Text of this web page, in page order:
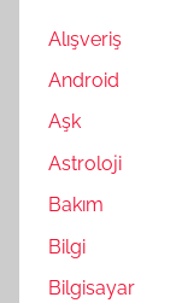
Alışveriş
Android
Aşk
Astroloji
Bakım
Bilgi
Bilgisayar